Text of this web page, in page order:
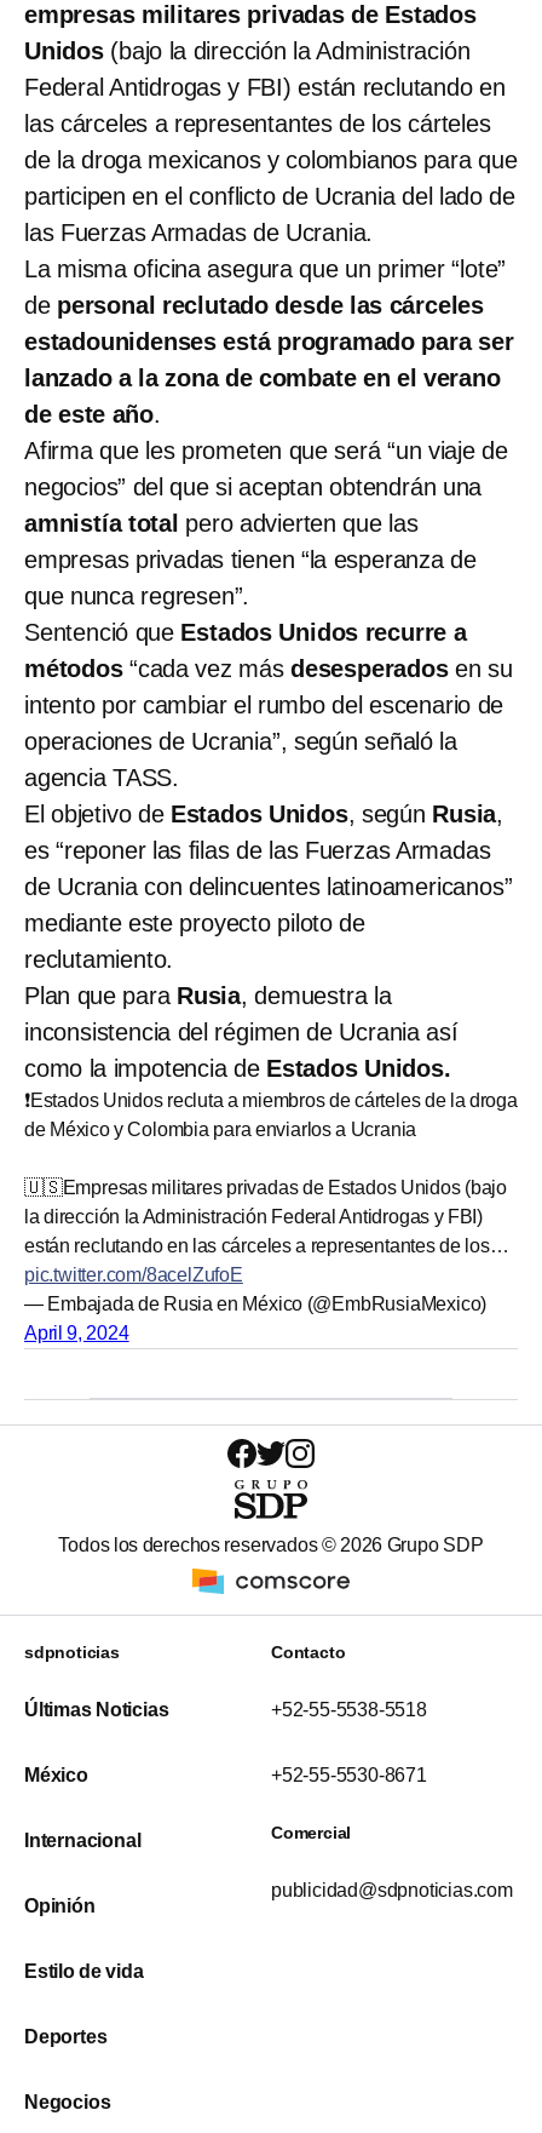
empresas militares privadas de Estados
Unidos(bajo la dirección la Administración
Federal Antidrogas y FBI) están reclutando en
las cárceles a representantes de los cárteles
de la droga mexicanos y colombianos para que
participen en el conflicto de Ucrania del lado de
las Fuerzas Armadas de Ucrania.
La misma oficina asegura que un primer “lote”
de personal reclutado desde las cárceles
estadounidenses está programado para ser
lanzado a la zona de combate en el verano
de este año.
Afirma que les prometen que será “un viaje de
negocios” del que si aceptan obtendrán una
amnistía total pero advierten que las
empresas privadas tienen “la esperanza de
que nunca regresen”.
Sentenció que Estados Unidos recurre a
métodos“cada vez másdesesperadosen su
intento por cambiar el rumbo del escenario de
operaciones de Ucrania”, según señaló la
agencia TASS.
El objetivo de Estados Unidos, según Rusia,
es “reponer las filas de las Fuerzas Armadas
de Ucrania con delincuentes latinoamericanos”
mediante este proyecto piloto de
reclutamiento.
Plan que para Rusia, demuestra la
inconsistencia del régimen de Ucrania así
como la impotencia de Estados Unidos.
❗️Estados Unidos recluta a miembros de cárteles de la droga
de México y Colombia para enviarlos a Ucrania
🇺🇸Empresas militares privadas de Estados Unidos (bajo
la dirección la Administración Federal Antidrogas y FBI)
están reclutando en las cárceles a representantes de los…
pic.twitter.com/8acelZufoE
— Embajada de Rusia en México (@EmbRusiaMexico)
April 9, 2024
Todos los derechos reservados © 2026 Grupo SDP
sdpnoticias
Últimas Noticias
México
Internacional
Opinión
Estilo de vida
Deportes
Negocios
Contacto
+52-55-5538-5518
+52-55-5530-8671
Comercial
publicidad@sdpnoticias.com